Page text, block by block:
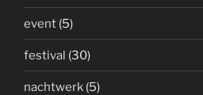
event (5)
festival (30)
nachtwerk (5)